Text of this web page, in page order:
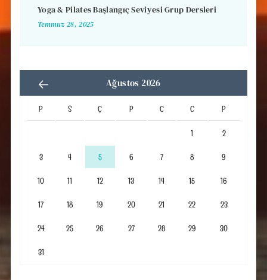
Yoga & Pilates Başlangıç Seviyesi Grup Dersleri
Temmuz 28, 2025
Ağustos 2026
P S Ç P C C P
1 2
3 4 5 6 7 8 9
10 11 12 13 14 15 16
17 18 19 20 21 22 23
24 25 26 27 28 29 30
31